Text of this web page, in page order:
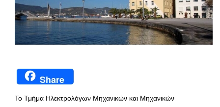
Share
Το Τμήμα Ηλεκτρολόγων Μηχανικών και Μηχανικών